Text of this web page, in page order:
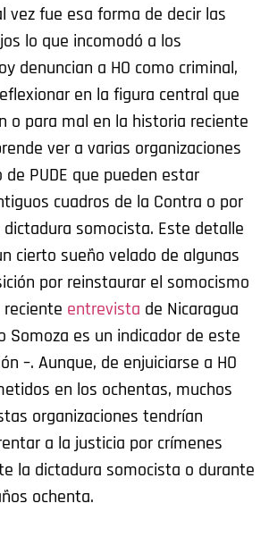
vez fue esa forma de decir las
lo que incomodó a los
denuncian a HO como criminal,
en la figura central que
o para mal en la historia reciente
ver a varias organizaciones
PUDE que pueden estar
cuadros de la Contra o por
somocista. Este detalle
cierto sueño velado de algunas
por reinstaurar el somocismo
reciente entrevista de Nicaragua
Somoza es un indicador de este
–. Aunque, de enjuiciarse a HO
en los ochentas, muchos
organizaciones tendrían
a la justicia por crímenes
la dictadura somocista o durante
ochenta.